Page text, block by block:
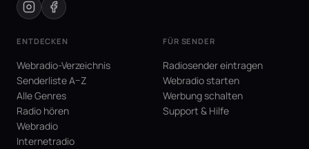
ENTDECKEN
Webradio-Verzeichnis
Senderliste A–Z
Alle Genres
Radio hören
Webradio
Internetradio
FÜR SENDER
Radiosender eintragen
Webradio starten
Werbung schalten
Support & Hilfe